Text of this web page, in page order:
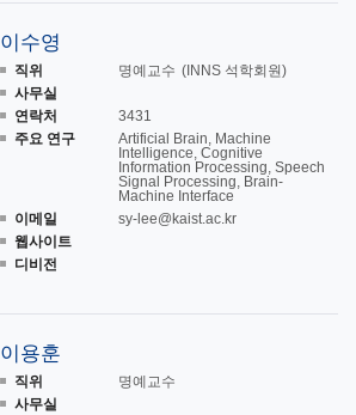
이수영
직위 명예교수 (INNS 석학회원)
사무실
연락처
3431
주요 연구
Artificial Brain, Machine
Intelligence, Cognitive
Information Processing, Speech
Signal Processing, Brain-
Machine Interface
이메일
sy-lee@kaist.ac.kr
웹사이트
디비전
이용훈
직위
명예교수
사무실